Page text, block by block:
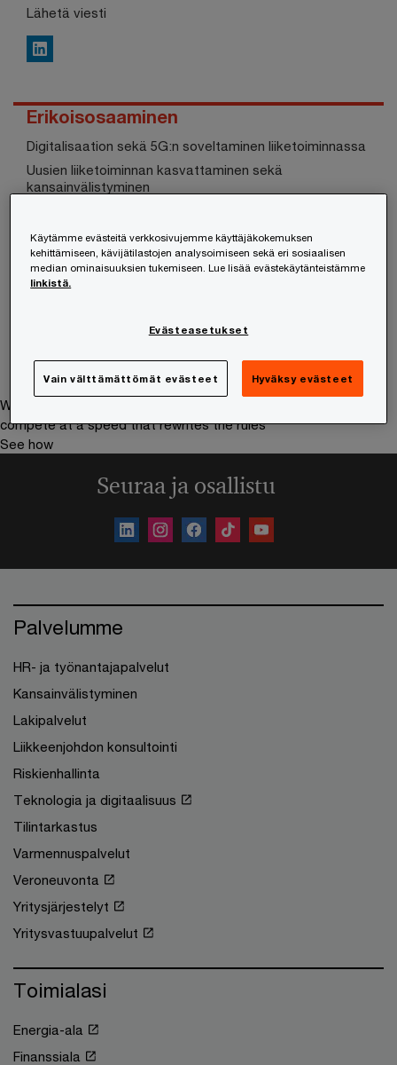
Lähetä viesti
LinkedIn
Erikoisosaaminen
Digitalisaation sekä 5G:n soveltaminen liiketoiminnassa
Uusien liiketoiminnan kasvattaminen sekä
kansainvälistyminen
Toimintaprosessien kehitys
Riskienhallinta
Kattava toimialatuntemus sekä kaupallisessa että
We help you meet tomorrow’s tech demands
compete at a speed that rewrites the rules
See how
Seuraa ja osallistu
Palvelumme
HR- ja työnantajapalvelut
Kansainvälistyminen
Lakipalvelut
Liikkeenjohdon konsultointi
Riskienhallinta
Teknologia ja digitaalisuus
Tilintarkastus
Varmennuspalvelut
Veroneuvonta
Yritysjärjestelyt
Yritysvastuupalvelut
Toimialasi
Energia-ala
Finanssiala
Käytämme evästeitä verkkosivujemme käyttäjäkokemuksen
kehittämiseen, kävijätilastojen analysoimiseen sekä eri sosiaalisen
median ominaisuuksien tukemiseen. Lue lisää evästekäytänteistämme
linkistä.
Evästeasetukset
Vain välttämättömät evästeet Hyväksy evästeet